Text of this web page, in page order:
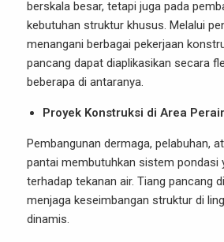
berskala besar, tetapi juga pada
kebutuhan struktur khusus. Melalui
menangani berbagai pekerjaan
pancang dapat diaplikasikan secara
beberapa di antaranya.
Proyek Konstruksi di Area
Pembangunan dermaga, pelabuhan,
pantai membutuhkan sistem pondasi
terhadap tekanan air. Tiang pancang
menjaga keseimbangan struktur di
dinamis.